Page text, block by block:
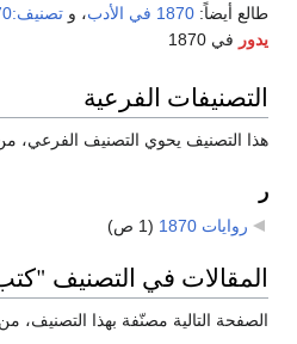
أيضاً: 1870 في الأدب ، وتصنيف:1870 في الخيال
في 1870
الفرعية
التصنيف يحوي التصنيف الفرعي، من
روايات 1870 (1 ص)
في التصنيف "كتب 1870"
التالية مصنّفة بهذا التصنيف، من